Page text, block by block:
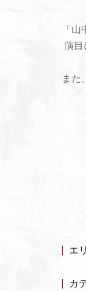
「
演目
また
エ
カ